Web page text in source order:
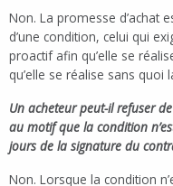
Non. La promesse d’achat
d’une condition, celui qui
proactif afin qu’elle se
qu’elle se réalise sans
Un acheteur peut-il refuser
au motif que la condition
jours de la signature du
Non. Lorsque la condition